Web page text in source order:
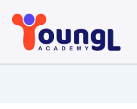
content